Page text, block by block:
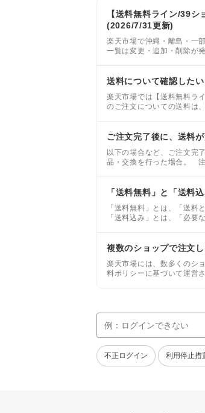
【送料無料ライン/39
(2026/7/31更新)
楽天市場で沖縄・離島・一
一覧は変更・追加・削除が
送料について確認したい
楽天市場では【送料無料ラ
のご注文についての送料は
ご注文完了後に、送料
以下の場合など、ご注文
品・交換を行った場合。
「送料無料」と「送料
「送料無料」とは、「送
「送料込み」とは、「必
複数のショップで注文
楽天市場には、数多くのシ
料ポリシーに基づいて運営
不正ログイン 利用停止措